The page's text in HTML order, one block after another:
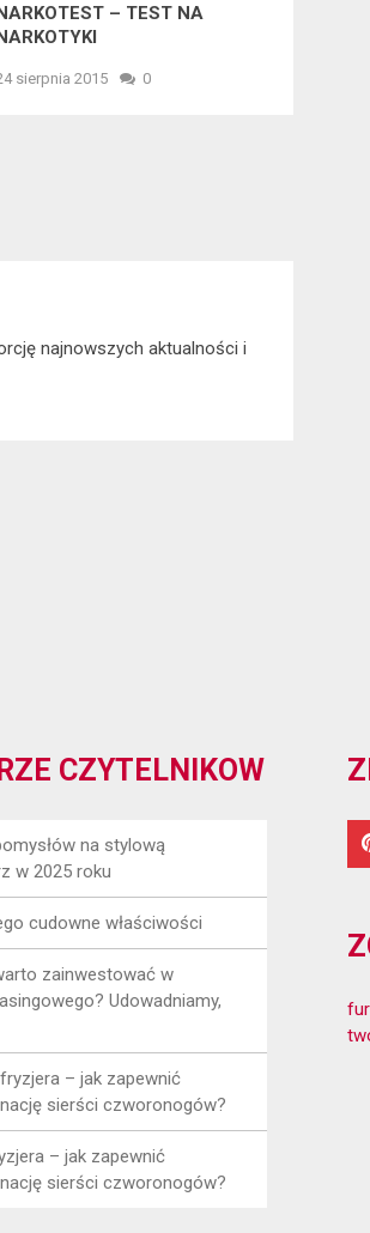
– TEST NA
sierpnia 2015 0
najnowszych aktualności i
CZYTELNIKÓW
na stylową
w 2025 roku
cudowne właściwości
zainwestować w
Udowadniamy,
– jak zapewnić
sierści czworonogów?
– jak zapewnić
sierści czworonogów?